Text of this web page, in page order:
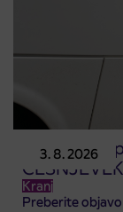
3. 8. 2026
Obvestilo o
Kranj
Preberite objavo